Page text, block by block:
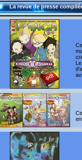
La revue de presse